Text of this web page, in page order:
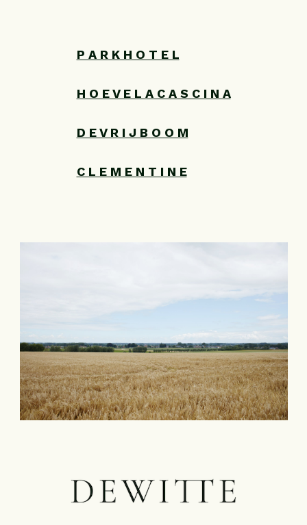
PRAKTISCH
OVERNACHTEN
GEGEVENS
P A R K H O T E L
H O E V E L A C A S C I N A
D E V R I J B O O M
C L E M E N T I N E